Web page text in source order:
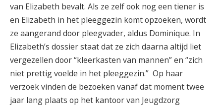
van Elizabeth bevalt. Als ze zelf ook nog een tiener is
en Elizabeth in het pleeggezin komt opzoeken, wordt
ze aangerand door pleegvader, aldus Dominique. In
Elizabeth’s dossier staat dat ze zich daarna altijd liet
vergezellen door “kleerkasten van mannen” en “zich
niet prettig voelde in het pleeggezin.” Op haar
verzoek vinden de bezoeken vanaf dat moment twee
jaar lang plaats op het kantoor van Jeugdzorg